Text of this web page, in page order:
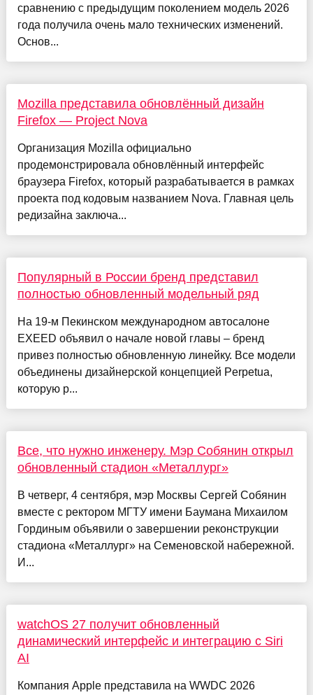
сравнению с предыдущим поколением модель 2026
года получила очень мало технических изменений.
Основ...
Mozilla представила обновлённый дизайн
Firefox — Project Nova
Организация Mozilla официально
продемонстрировала обновлённый интерфейс
браузера Firefox, который разрабатывается в рамках
проекта под кодовым названием Nova. Главная цель
редизайна заключа...
Популярный в России бренд представил
полностью обновленный модельный ряд
На 19-м Пекинском международном автосалоне
EXEED объявил о начале новой главы – бренд
привез полностью обновленную линейку. Все модели
объединены дизайнерской концепцией Perpetua,
которую р...
Все, что нужно инженеру. Мэр Собянин открыл
обновленный стадион «Металлург»
В четверг, 4 сентября, мэр Москвы Сергей Собянин
вместе с ректором МГТУ имени Баумана Михаилом
Гординым объявили о завершении реконструкции
стадиона «Металлург» на Семеновской набережной.
И...
watchOS 27 получит обновленный
динамический интерфейс и интеграцию с Siri
AI
Компания Apple представила на WWDC 2026